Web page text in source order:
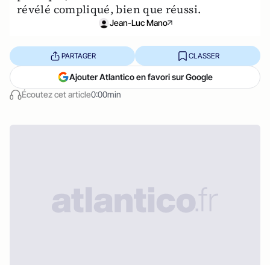
révélé compliqué, bien que réussi.
Jean-Luc Mano
Écoutez cet article0:00min
PARTAGER CLASSER
Ajouter Atlantico en favori sur Google